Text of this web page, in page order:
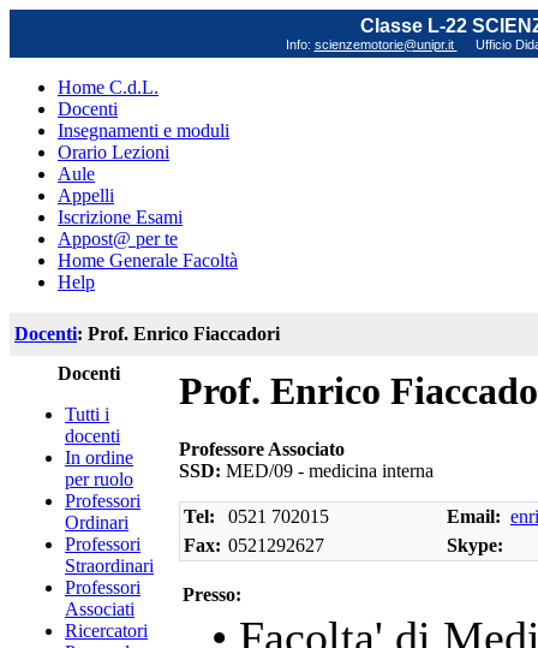
Classe L-22
Info: scienzemotorie@unipr.it Ufficio
Home C.d.L.
Docenti
Insegnamenti e moduli
Orario Lezioni
Aule
Appelli
Iscrizione Esami
Appost@ per te
Home Generale Facoltà
Help
Docenti: Prof. Enrico Fiaccadori
Docenti
Tutti i
docenti
In ordine
per ruolo
Professori
Ordinari
Professori
Straordinari
Professori
Associati
Ricercatori
Prof. Enrico
Professore Associato
SSD: MED/09 - medicina interna
Tel: 0521 702015 Email:
Fax: 0521292627 Skype:
Presso:
• Facolta' di